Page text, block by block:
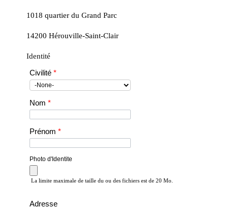
1018 quartier du Grand Parc
14200 Hérouville-Saint-Clair
Identité
Civilité *
Nom *
Prénom *
Photo d'Identite
La limite maximale de taille du ou des fichiers est de 20 Mo.
Adresse